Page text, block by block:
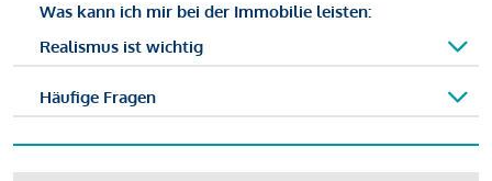
Was kann ich mir bei der Immobilie leisten:
Realismus ist wichtig
Häufige Fragen